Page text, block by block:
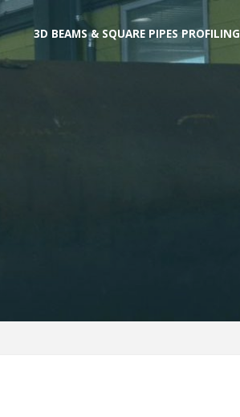
3D BEAMS & SQUARE PIPES PROFILING